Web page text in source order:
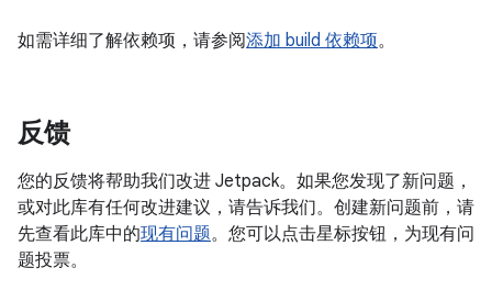
如需详细了解依赖项，请参阅添加 build 依赖项。
反馈
您的反馈将帮助我们改进 Jetpack。如果您发现了新问题，
或对此库有任何改进建议，请告诉我们。创建新问题前，请
先查看此库中的现有问题。您可以点击星标按钮，为现有问
题投票。